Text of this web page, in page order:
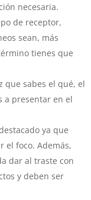
necesaria.
de receptor,
sean, más
tienes que
que sabes el qué, el
a presentar en el
ya que
el foco. Además,
dar al traste con
y deben ser